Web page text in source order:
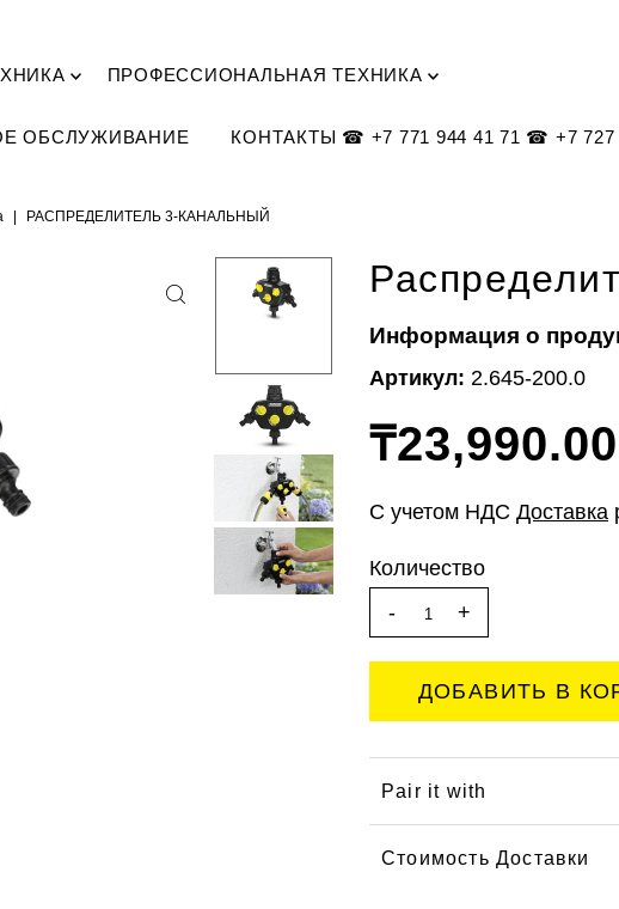
ПРОФЕССИОНАЛЬНАЯ ТЕХНИКА
ОБСЛУЖИВАНИЕ КОНТАКТЫ ☎ +7 771 944 41 71 ☎ +7 727
| РАСПРЕДЕЛИТЕЛЬ 3-КАНАЛЬНЫЙ
Информация о
Артикул: 2.645-200.0
₸23,990.00
С учетом НДС Доставка
Количество
-
+
Pair it with
Стоимость Доставки